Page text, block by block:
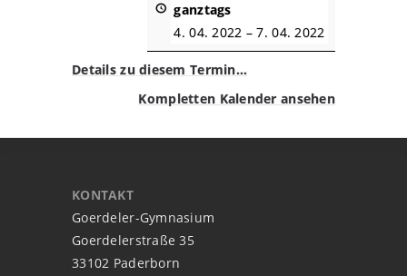
ganztags
4. 04. 2022 –7. 04. 2022
Details zu diesem Termin…
Kompletten Kalender ansehen
KONTAKT
Goerdeler-Gymnasium
Goerdelerstraße 35
33102 Paderborn